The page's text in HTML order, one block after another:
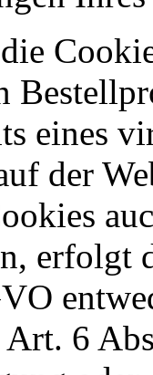
eines
der
erfolgt
Art. 6